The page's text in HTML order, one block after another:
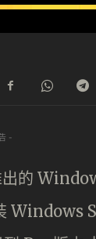
-
的
Windows